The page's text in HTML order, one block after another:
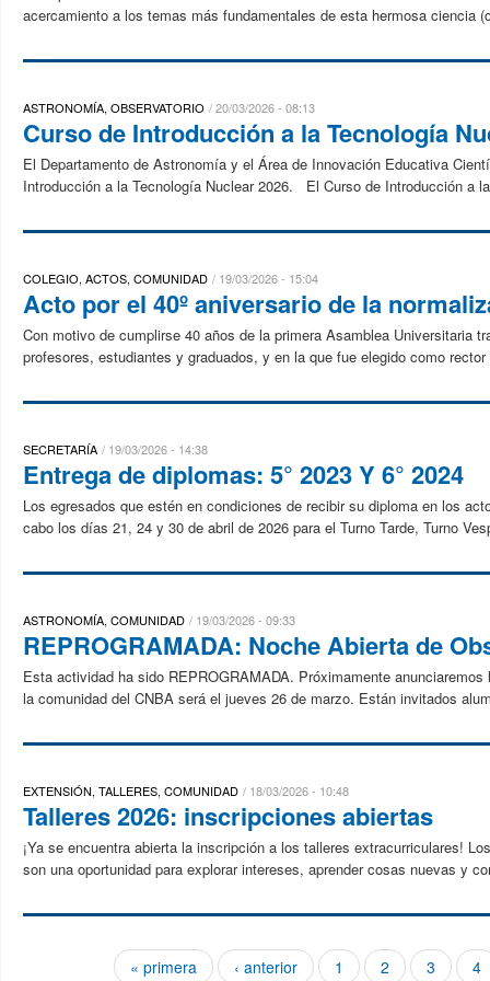
acercamiento a los temas más fundamentales de esta hermosa ciencia
ASTRONOMÍA, OBSERVATORIO 20/03/2026 - 08:13
Curso de Introducción a la Tecnología
El Departamento de Astronomía y el Área de Innovación Educativa
Introducción a la Tecnología Nuclear 2026. El Curso de Introducción a
COLEGIO, ACTOS, COMUNIDAD 19/03/2026 - 15:04
Acto por el 40º aniversario de la
Con motivo de cumplirse 40 años de la primera Asamblea Universitaria
profesores, estudiantes y graduados, y en la que fue elegido como
SECRETARÍA 19/03/2026 - 14:38
Entrega de diplomas: 5° 2023 Y 6° 2024
Los egresados que estén en condiciones de recibir su diploma en los
cabo los días 21, 24 y 30 de abril de 2026 para el Turno Tarde, Turno
ASTRONOMÍA, COMUNIDAD 19/03/2026 - 09:33
REPROGRAMADA: Noche Abierta de
Esta actividad ha sido REPROGRAMADA. Próximamente
la comunidad del CNBA será el jueves 26 de marzo. Están invitados
EXTENSIÓN, TALLERES, COMUNIDAD 18/03/2026 - 10:48
Talleres 2026: inscripciones abiertas
¡Ya se encuentra abierta la inscripción a los talleres extracurriculares!
son una oportunidad para explorar intereses, aprender cosas nuevas y
« primera ‹ anterior 1 2 3 4